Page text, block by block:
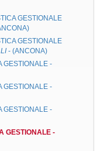
GESTIONALE
GESTIONALE
- (ANCONA)
GESTIONALE -
GESTIONALE -
GESTIONALE -
GESTIONALE -